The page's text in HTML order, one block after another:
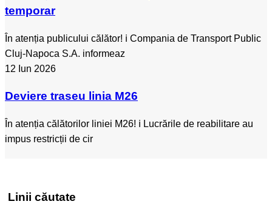
temporar
În atenția publicului călător! ℹ️ Compania de Transport Public
Cluj-Napoca S.A. informeaz
12 Iun 2026
Deviere traseu linia M26
În atenția călătorilor liniei M26! ℹ️ Lucrările de reabilitare au
impus restricții de cir
Linii căutate